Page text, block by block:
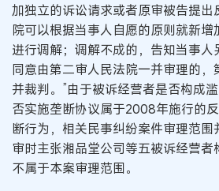
加独立的诉讼请求或者原审被告提出
院可以根据当事人自愿的原则就新
进行调解；调解不成的，告知当事
同意由第二审人民法院一并审理的
并裁判。”由于被诉经营者是否构成
否实施垄断协议属于2008年施行的
断行为，相关民事纠纷案件审理范
审时主张湘品堂公司等五被诉经营
不属于本案审理范围。